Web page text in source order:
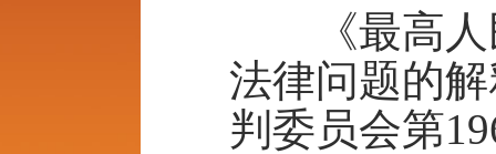
《最高人民
法律问题的
判委员会第